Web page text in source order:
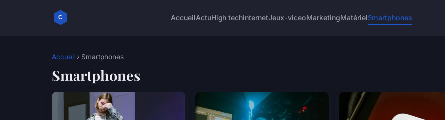
AccueilActuHigh techInternetJeux-videoMarketingMatérielSmartphones
Accueil › Smartphones
Smartphones